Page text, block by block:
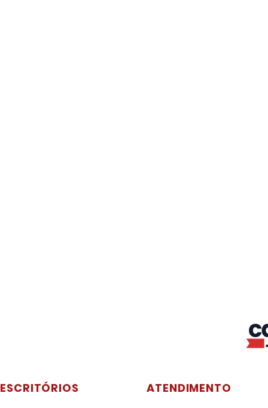
ESCRITÓRIOS ATENDIMENTO